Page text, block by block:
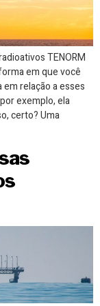
TENORM
em que você
relação a esses
exemplo, ela
certo? Uma